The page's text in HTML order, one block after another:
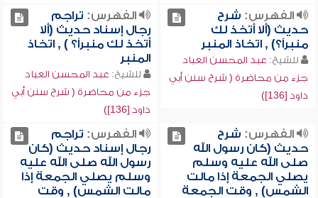
الفهرس: شرح
حديث (ألا أتخذ لك
منبراً؟) , اتخاذ المنبر
للشيخ: عبد المحسن العباد
جزء من محاضرة ( شرح سنن أبي
داود [136])
الفهرس: تراجم
رجال إسناد حديث (ألا
أتخذ لك منبراً؟ ) , اتخاذ
المنبر
للشيخ: عبد المحسن العباد
جزء من محاضرة ( شرح سنن أبي
داود [136])
الفهرس: شرح
حديث (كان رسول الله
صلى الله عليه وسلم
يصلي الجمعة إذا مالت
الشمس) , وقت الجمعة
الفهرس: تراجم
رجال إسناد حديث (كان
رسول الله صلى الله عليه
وسلم يصلي الجمعة إذا
مالت الشمس) , وقت